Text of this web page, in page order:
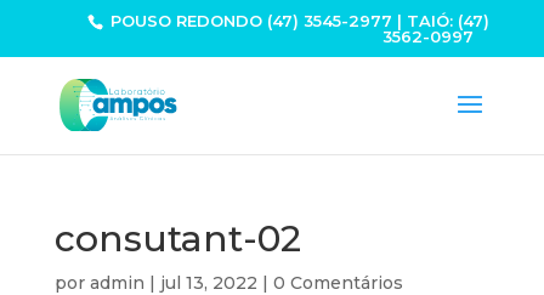
POUSO REDONDO (47) 3545-2977 | TAIÓ: (47)
3562-0997
consutant-02
por admin | jul 13, 2022 | 0 Comentários